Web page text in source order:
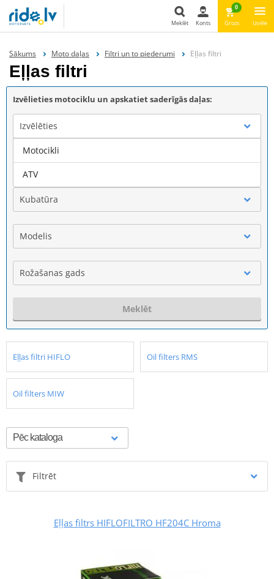
Meklēt Konts
0
Grozs Izvēle
Sākums Moto daļas Filtri un to piederumi Eļļas filtri
Eļļas filtri
Izvēlieties motociklu un apskatiet saderīgās daļas:
Izvēlēties
Marka
Kubatūra
Modelis
Rožašanas gads
Meklēt
Eļļas filtri HIFLO Oil filters RMS
Oil filters MIW
Filtrēt
Eļļas filtrs HIFLOFILTRO HF204C Hroma
Motocikli
ATV